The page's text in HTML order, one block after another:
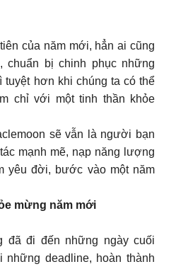
của năm mới, hẳn ai cũng
chuẩn bị chinh phục những
tuyệt hơn khi chúng ta có thể
chỉ với một tinh thần khỏe
sẽ vẫn là người bạn
mạnh mẽ, nạp năng lượng
yêu đời, bước vào một năm
mừng năm mới
đã đi đến những ngày cuối
deadline, hoàn thành